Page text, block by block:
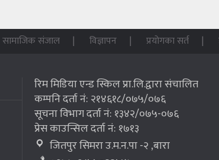
सामाजिक संजाल विज्ञापन प्रयोगका सर्त
रिम मिडिया एन्ड स्किल प्रा.लि.द्वारा संचालित
कम्पनि दर्ता नं: २१४६१८/०७५/०७६
सूचना विभाग दर्ता नं: १३४२/०७५-०७६
प्रेस काउन्सिल दर्ता नं: १७१३
जितपुर सिमरा उ.म.न.पा -२ ,बारा